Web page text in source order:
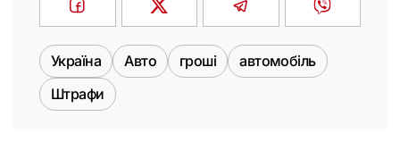
Україна Авто гроші
автомобіль
Штрафи